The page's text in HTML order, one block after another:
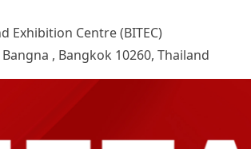
Exhibition Centre (BITEC)
, Bangkok 10260, Thailand